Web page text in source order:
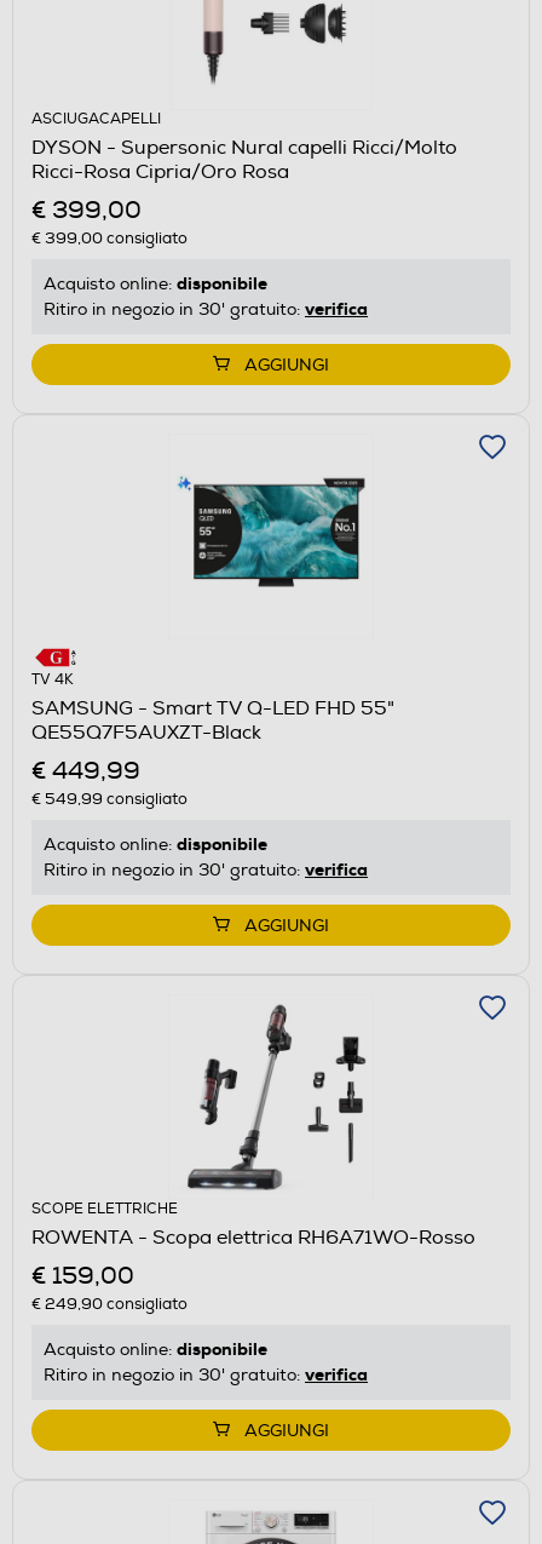
ASCIUGACAPELLI
DYSON - Supersonic Nural capelli Ricci/Molto
Ricci-Rosa Cipria/Oro Rosa
€ 399,00
€ 399,00consigliato
Acquisto online: disponibile
Ritiro in negozio in 30' gratuito: verifica
AGGIUNGI
TV 4K
SAMSUNG - Smart TV Q-LED FHD 55"
QE55Q7F5AUXZT-Black
€ 449,99
€ 549,99 consigliato
Acquisto online: disponibile
Ritiro in negozio in 30' gratuito: verifica
AGGIUNGI
SCOPE ELETTRICHE
ROWENTA - Scopa elettrica RH6A71WO-Rosso
€ 159,00
€ 249,90consigliato
Acquisto online: disponibile
Ritiro in negozio in 30' gratuito: verifica
AGGIUNGI